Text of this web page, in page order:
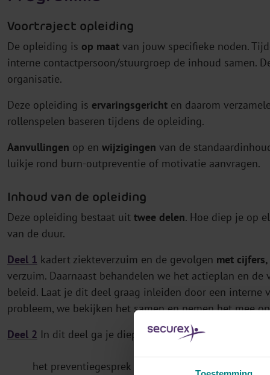
Voortraject opleiding
De opleiding is op maat van jouw specifieke noden.
interne contactpersoon/stuurgroep de inhoud samen.
organisatie.
Deze opleiding is ervaringsgericht en daarom
rollenspelen baseren tijdens de opleiding.
Aanvullingen op en wijzigingen van de
luikje rond burn-outpreventie of motivatie aanvragen.
Inhoud van de opleiding
Deze opleiding bestaat uit twee delen. Hoe diep je op
van de duur.
Deel 1 kadert ziekteverzuim en de gevolgen met
verzuim. Daarnaast behandelen we het actieplan en
beleid. Laat je dit deel graag inleiden door een interne
probleem, we bekijken het samen en nemen het mee
Deel 2 In dit deel ga je dieper in op de verschillende
het preventiegesprek